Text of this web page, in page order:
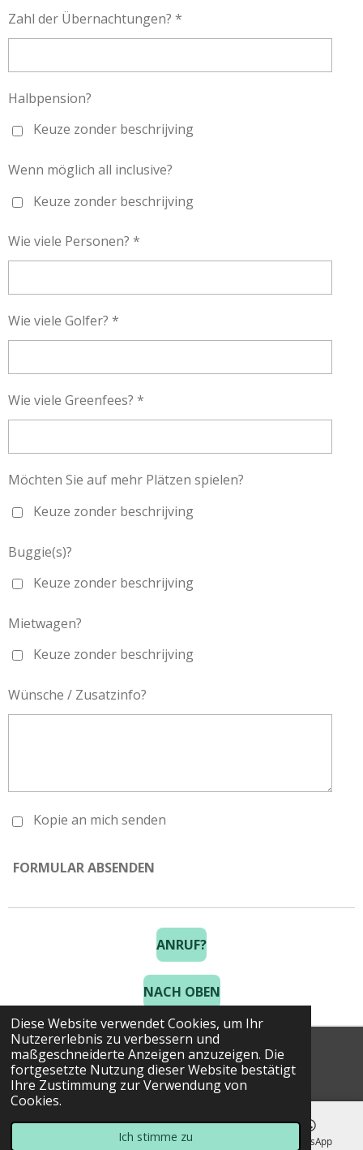
Diese Website verwendet Cookies, um Ihr
Nutzererlebnis zu verbessern und
maßgeschneiderte Anzeigen anzuzeigen. Die
fortgesetzte Nutzung dieser Website bestätigt
Ihre Zustimmung zur Verwendung von
Cookies.
Ich stimme zu
Zahl der Übernachtungen? *
Halbpension?
Keuze zonder beschrijving
Wenn möglich all inclusive?
Keuze zonder beschrijving
Wie viele Personen? *
Wie viele Golfer? *
Wie viele Greenfees? *
Möchten Sie auf mehr Plätzen spielen?
Keuze zonder beschrijving
Buggie(s)?
Keuze zonder beschrijving
Mietwagen?
Keuze zonder beschrijving
Wünsche / Zusatzinfo?
Kopie an mich senden
FORMULAR ABSENDEN
ANRUF?
NACH OBEN
© 2025 Costa Golf Holidays
Telefon WhatsApp